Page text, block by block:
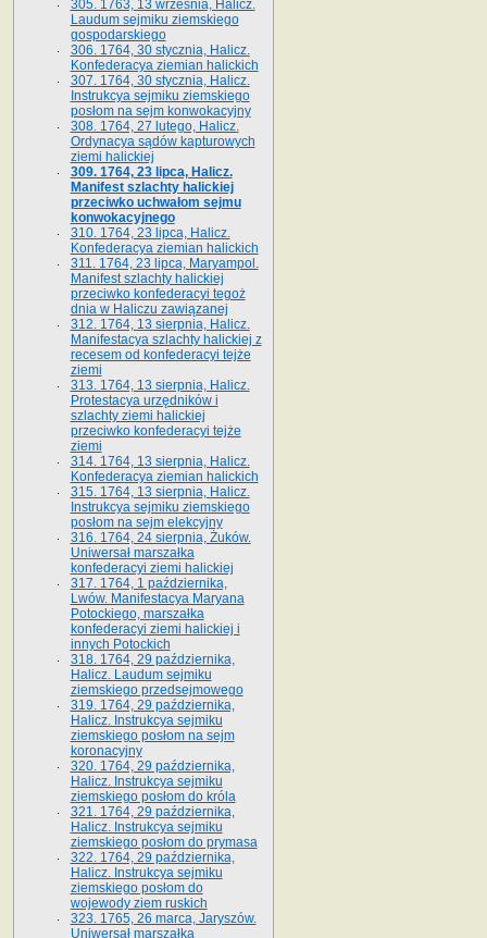
305. 1763, 13 września, Halicz.
Laudum sejmiku ziemskiego
gospodarskiego
306. 1764, 30 stycznia, Halicz.
Konfederacya ziemian halickich
307. 1764, 30 stycznia, Halicz.
Instrukcya sejmiku ziemskiego
posłom na sejm konwokacyjny
308. 1764, 27 lutego, Halicz.
Ordynacya sądów kapturowych
ziemi halickiej
309. 1764, 23 lipca, Halicz.
Manifest szlachty halickiej
przeciwko uchwałom sejmu
konwokacyjnego
310. 1764, 23 lipca, Halicz.
Konfederacya ziemian halickich
311. 1764, 23 lipca, Maryampol.
Manifest szlachty halickiej
przeciwko konfederacyi tegoż
dnia w Haliczu zawiązanej
312. 1764, 13 sierpnia, Halicz.
Manifestacya szlachty halickiej z
recesem od konfederacyi tejże
ziemi
313. 1764, 13 sierpnia, Halicz.
Protestacya urzędników i
szlachty ziemi halickiej
przeciwko konfederacyi tejże
ziemi
314. 1764, 13 sierpnia, Halicz.
Konfederacya ziemian halickich
315. 1764, 13 sierpnia, Halicz.
Instrukcya sejmiku ziemskiego
posłom na sejm elekcyjny
316. 1764, 24 sierpnia, Żuków.
Uniwersał marszałka
konfederacyi ziemi halickiej
317. 1764, 1 października,
Lwów. Manifestacya Maryana
Potockiego, marszałka
konfederacyi ziemi halickiej i
innych Potockich
318. 1764, 29 października,
Halicz. Laudum sejmiku
ziemskiego przedsejmowego
319. 1764, 29 października,
Halicz. Instrukcya sejmiku
ziemskiego posłom na sejm
koronacyjny
320. 1764, 29 października,
Halicz. Instrukcya sejmiku
ziemskiego posłom do króla
321. 1764, 29 października,
Halicz. Instrukcya sejmiku
ziemskiego posłom do prymasa
322. 1764, 29 października,
Halicz. Instrukcya sejmiku
ziemskiego posłom do
wojewody ziem ruskich
323. 1765, 26 marca, Jaryszów.
Uniwersał marszałka